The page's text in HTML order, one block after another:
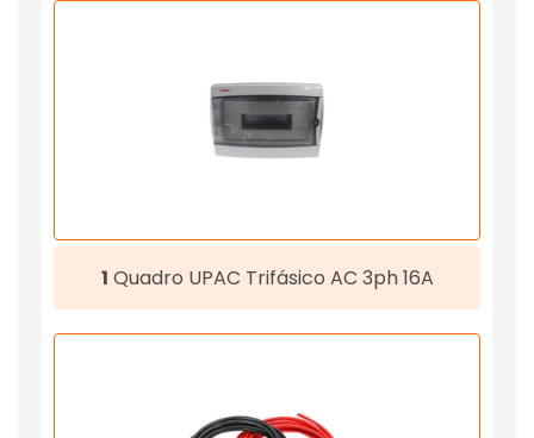
1 Quadro UPAC Trifásico AC 3ph 16A